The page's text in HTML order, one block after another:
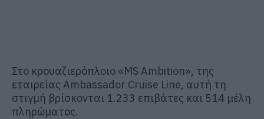
Στο κρουαζιερόπλοιο «MS Ambition», της
εταιρείας Ambassador Cruise Line, αυτή τη
στιγμή βρίσκονται 1.233 επιβάτες και 514 μέλη
πληρώματος.